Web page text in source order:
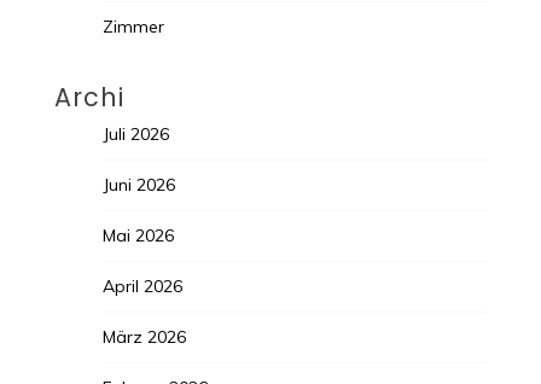
Zimmer
Archi
Juli 2026
Juni 2026
Mai 2026
April 2026
März 2026